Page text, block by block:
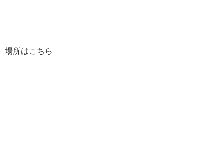
場所はこちら